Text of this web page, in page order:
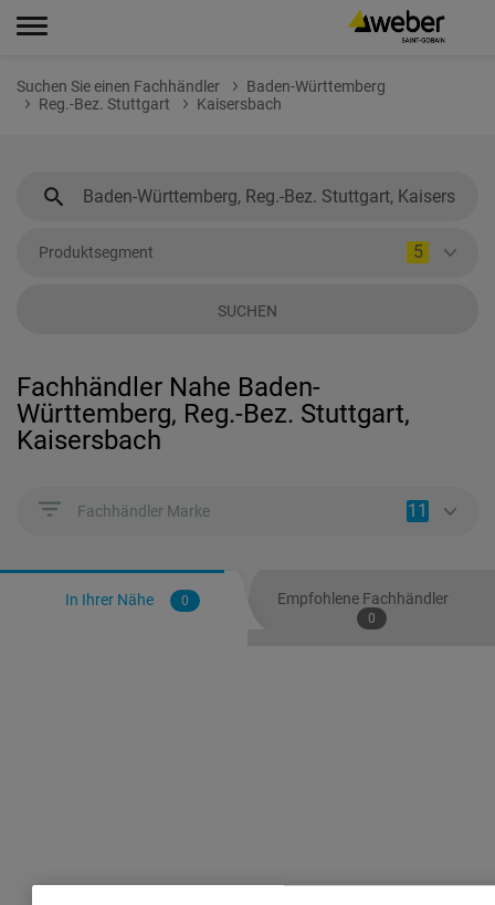
Suchen Sie einen Fachhändler
Baden-Württemberg
Reg.-Bez. Stuttgart
Kaisersbach
Produktsegment 5
SUCHEN
Fachhändler Nahe Baden-
Württemberg, Reg.-Bez. Stuttgart,
Kaisersbach
Fachhändler Marke 11
In Ihrer Nähe 0 Empfohlene Fachhändler
0